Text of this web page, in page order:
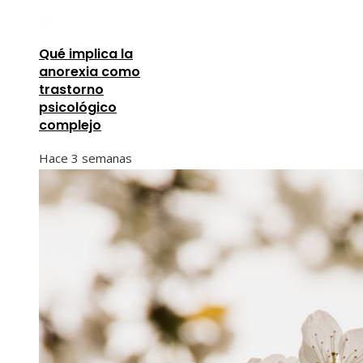
Qué implica la
anorexia como
trastorno
psicológico
complejo
Hace 3 semanas